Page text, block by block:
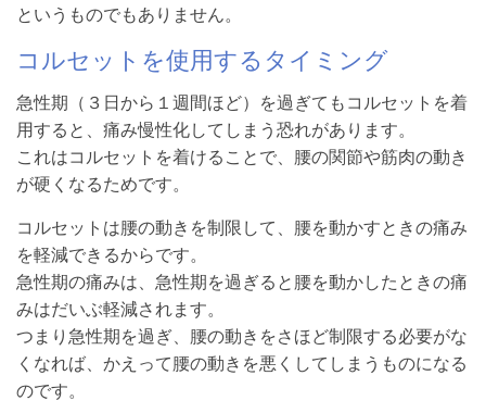
というものでもありません。
コルセットを使用するタイミング
急性期（３日から１週間ほど）を過ぎてもコルセットを着
用すると、痛み慢性化してしまう恐れがあります。
これはコルセットを着けることで、腰の関節や筋肉の動き
が硬くなるためです。
コルセットは腰の動きを制限して、腰を動かすときの痛み
を軽減できるからです。
急性期の痛みは、急性期を過ぎると腰を動かしたときの痛
みはだいぶ軽減されます。
つまり急性期を過ぎ、腰の動きをさほど制限する必要がな
くなれば、かえって腰の動きを悪くしてしまうものになる
のです。